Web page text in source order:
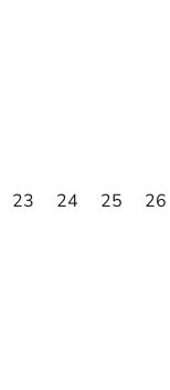
23 24 25 26